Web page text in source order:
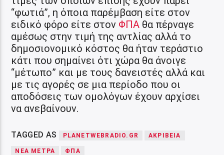
“φωτιά”, η όποια παρέμβαση είτε στον
ειδικό φόρο είτε στον ΦΠΑ θα πέρναγε
αμέσως στην τιμή της αντλίας αλλά το
δημοσιονομικό κόστος θα ήταν τεράστιο
κάτι που σημαίνει ότι χώρα θα άνοιγε
“μέτωπο” και με τους δανειστές αλλά και
με τις αγορές σε μια περίοδο που οι
αποδόσεις των ομολόγων έχουν αρχίσει
να ανεβαίνουν.
TAGGED AS PLANETWEBRADIO.GR ΑΚΡΊΒΕΙΑ
ΝΈΑ ΜΈΤΡΑ ΦΠΑ